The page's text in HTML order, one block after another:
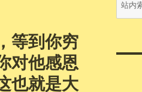
等到你穷
对他感恩
也就是大
内
搜